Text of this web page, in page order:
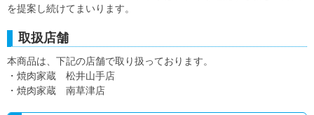
を提案し続けてまいります。
取扱店舗
本商品は、下記の店舗で取り扱っております。
・焼肉家蔵 松井山手店
・焼肉家蔵 南草津店